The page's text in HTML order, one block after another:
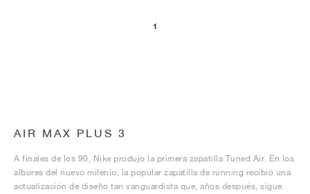
1
AIR MAX PLUS 3
A finales de los 90, Nike produjo la primera zapatilla Tuned Air. En los
albores del nuevo milenio, la popular zapatilla de running recibió una
actualización de diseño tan vanguardista que, años después, sigue